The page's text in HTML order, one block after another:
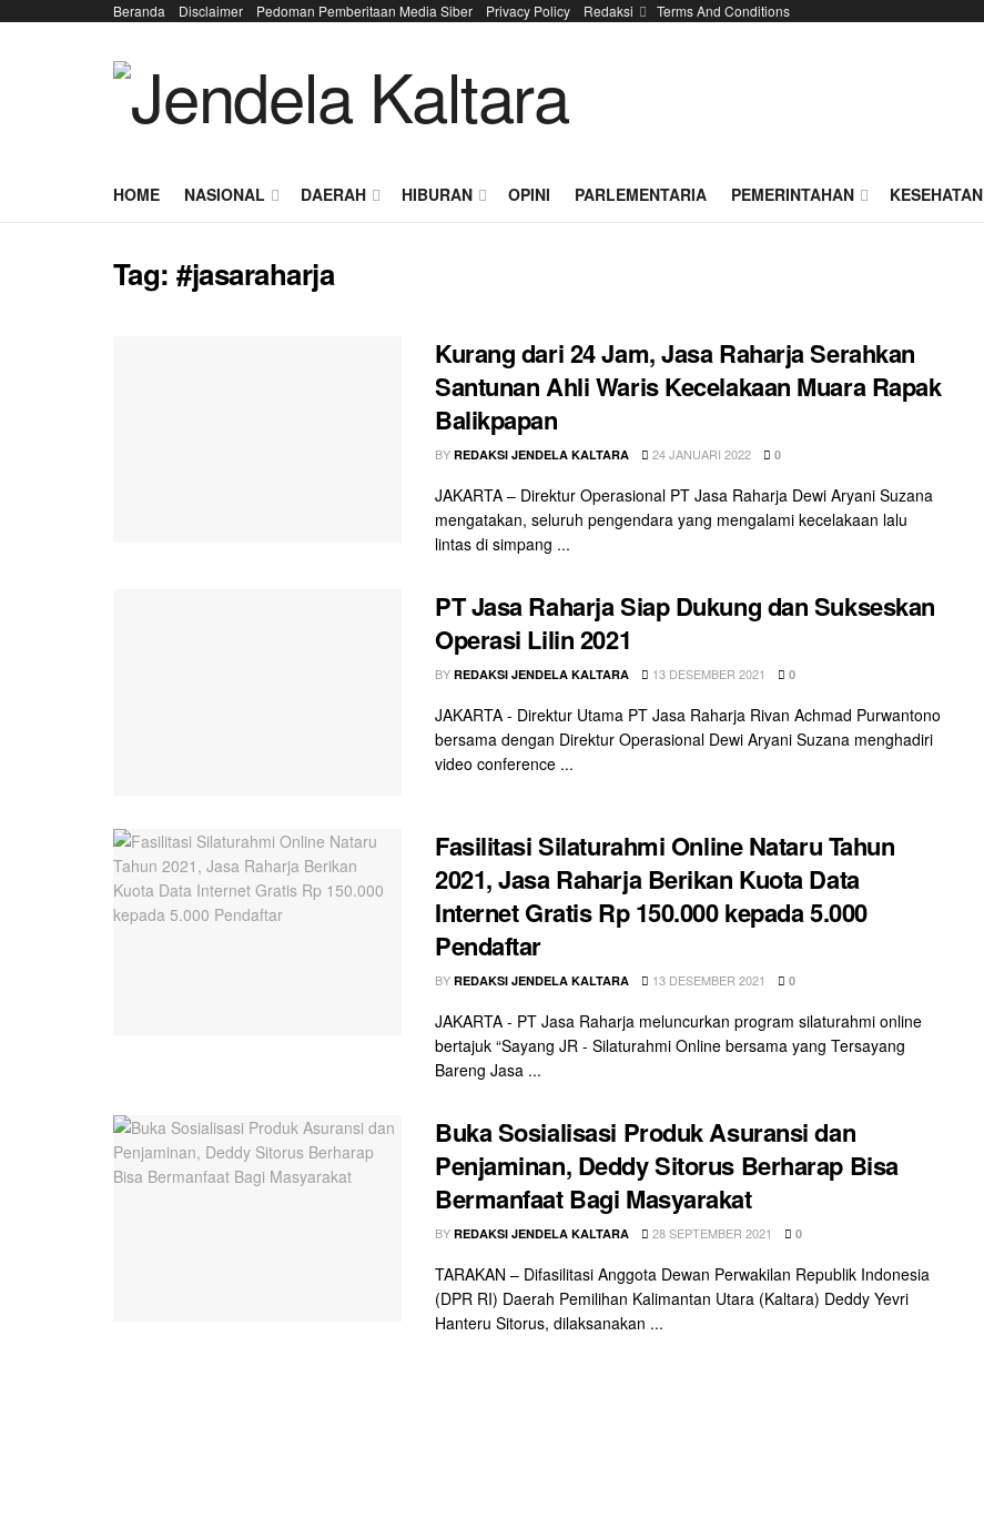
Beranda Disclaimer Pedoman Pemberitaan Media Siber Privacy Policy Redaksi Terms And Conditions
HOME NASIONAL DAERAH HIBURAN OPINI PARLEMENTARIA PEMERINTAHAN KESEHATAN
Tag:#jasaraharja
Kurang dari 24 Jam, Jasa Raharja Serahkan
Santunan Ahli Waris Kecelakaan Muara Rapak
Balikpapan
BY REDAKSI JENDELA KALTARA 24 JANUARI 2022 0
JAKARTA – Direktur Operasional PT Jasa Raharja Dewi Aryani Suzana
mengatakan, seluruh pengendara yang mengalami kecelakaan lalu
lintas di simpang ...
PT Jasa Raharja Siap Dukung dan Sukseskan
Operasi Lilin 2021
BY REDAKSI JENDELA KALTARA 13 DESEMBER 2021 0
JAKARTA - Direktur Utama PT Jasa Raharja Rivan Achmad Purwantono
bersama dengan Direktur Operasional Dewi Aryani Suzana menghadiri
video conference ...
Fasilitasi Silaturahmi Online Nataru Tahun
2021, Jasa Raharja Berikan Kuota Data
Internet Gratis Rp 150.000 kepada 5.000
Pendaftar
BY REDAKSI JENDELA KALTARA 13 DESEMBER 2021 0
JAKARTA - PT Jasa Raharja meluncurkan program silaturahmi online
bertajuk “Sayang JR - Silaturahmi Online bersama yang Tersayang
Bareng Jasa ...
Buka Sosialisasi Produk Asuransi dan
Penjaminan, Deddy Sitorus Berharap Bisa
Bermanfaat Bagi Masyarakat
BY REDAKSI JENDELA KALTARA 28 SEPTEMBER 2021 0
TARAKAN – Difasilitasi Anggota Dewan Perwakilan Republik Indonesia
(DPR RI) Daerah Pemilihan Kalimantan Utara (Kaltara) Deddy Yevri
Hanteru Sitorus, dilaksanakan ...